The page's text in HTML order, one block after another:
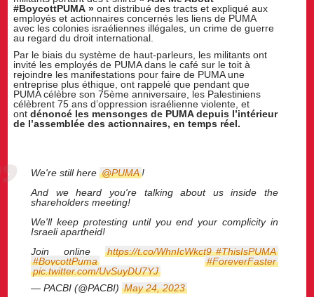
#BoycottPUMA » ont distribué des tracts et expliqué aux
employés et actionnaires concernés les liens de PUMA
avec les colonies israéliennes illégales, un crime de guerre
au regard du droit international.
Par le biais du système de haut-parleurs, les militants ont
invité les employés de PUMA dans le café sur le toit à
rejoindre les manifestations pour faire de PUMA une
entreprise plus éthique, ont rappelé que pendant que
PUMA célèbre son 75ème anniversaire, les Palestiniens
célèbrent 75 ans d’oppression israélienne violente, et
ontdénoncé les mensonges de PUMA depuis l’intérieur
de l’assemblée des actionnaires, en temps réel.
We're still here@PUMA!
And we heard you're talking about us inside the
shareholders meeting!
We'll keep protesting until you end your complicity in
Israeli apartheid!
Join online
https://t.co/WhnIcWkct9 #ThisIsPUMA
#BoycottPuma
#ForeverFaster
pic.twitter.com/UvSuyDU7YJ
— PACBI (@PACBI)May 24, 2023